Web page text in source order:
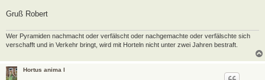
Gruß Robert
Wer Pyramiden nachmacht oder verfälscht oder nachgemachte oder verfälschte sich
verschafft und in Verkehr bringt, wird mit Horteln nicht unter zwei Jahren bestraft.
Hortus anima l